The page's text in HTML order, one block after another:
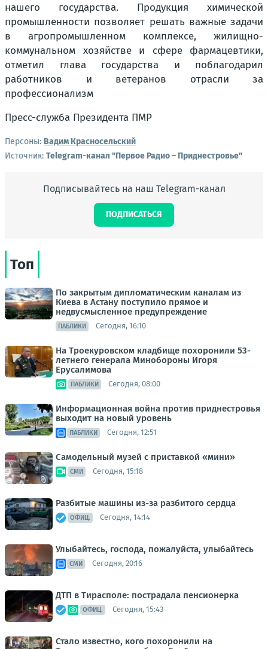
нашего государства. Продукция химической
промышленности позволяет решать важные задачи
в агропромышленном комплексе, жилищно-
коммунальном хозяйстве и сфере фармацевтики,
отметил глава государства и поблагодарил
работников и ветеранов отрасли за
профессионализм
Пресс-служба Президента ПМР
Персоны: Вадим Красносельский
Источник: Telegram-канал "Первое Радио – Приднестровье"
Подписывайтесь на наш Telegram-канал
ПОДПИСАТЬСЯ
Топ
По закрытым дипломатическим каналам из
Киева в Астану поступило прямое и
недвусмысленное предупреждение
ПАБЛИКИ Сегодня, 16:10
На Троекуровском кладбище похоронили 53-
летнего генерала Минобороны Игоря
Ерусалимова
ПАБЛИКИ Сегодня, 08:00
Информационная война против приднестровья
выходит на новый уровень
ПАБЛИКИ Сегодня, 12:51
Самодельный музей с приставкой «мини»
СМИ Сегодня, 15:18
Разбитые машины из-за разбитого сердца
ОФИЦ. Сегодня, 14:14
Улыбайтесь, господа, пожалуйста, улыбайтесь
СМИ Сегодня, 20:16
ДТП в Тирасполе: пострадала пенсионерка
ОФИЦ. Сегодня, 15:43
Стало известно, кого похоронили на